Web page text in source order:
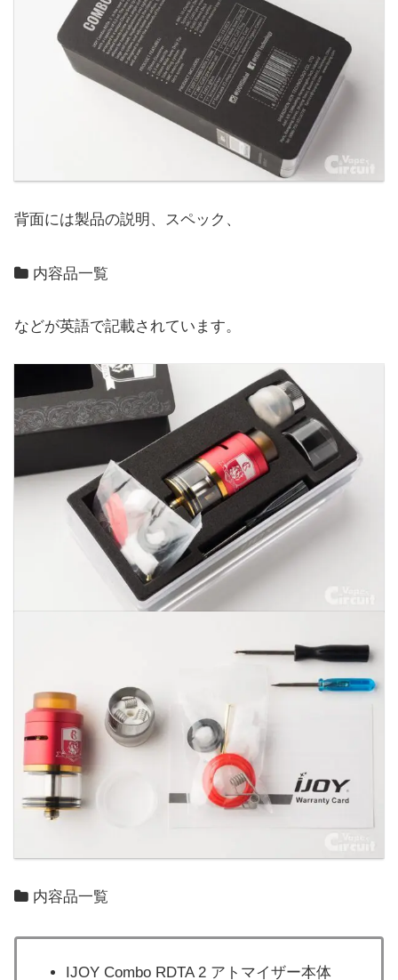
背面には製品の説明、スペック、
内容品一覧
などが英語で記載されています。
内容品一覧
IJOY Combo RDTA 2 アトマイザー本体